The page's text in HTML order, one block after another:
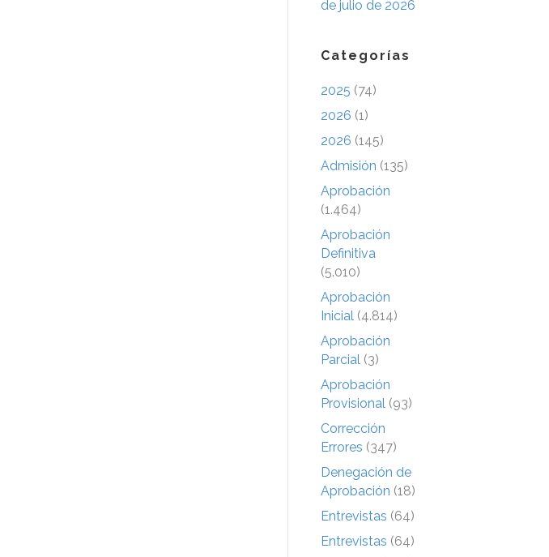
de julio de 2026
Categorías
2025 (74)
2026 (1)
2026 (145)
Admisión (135)
Aprobación
(1.464)
Aprobación
Definitiva
(5.010)
Aprobación
Inicial (4.814)
Aprobación
Parcial (3)
Aprobación
Provisional (93)
Corrección
Errores (347)
Denegación de
Aprobación (18)
Entrevistas (64)
Entrevistas (64)